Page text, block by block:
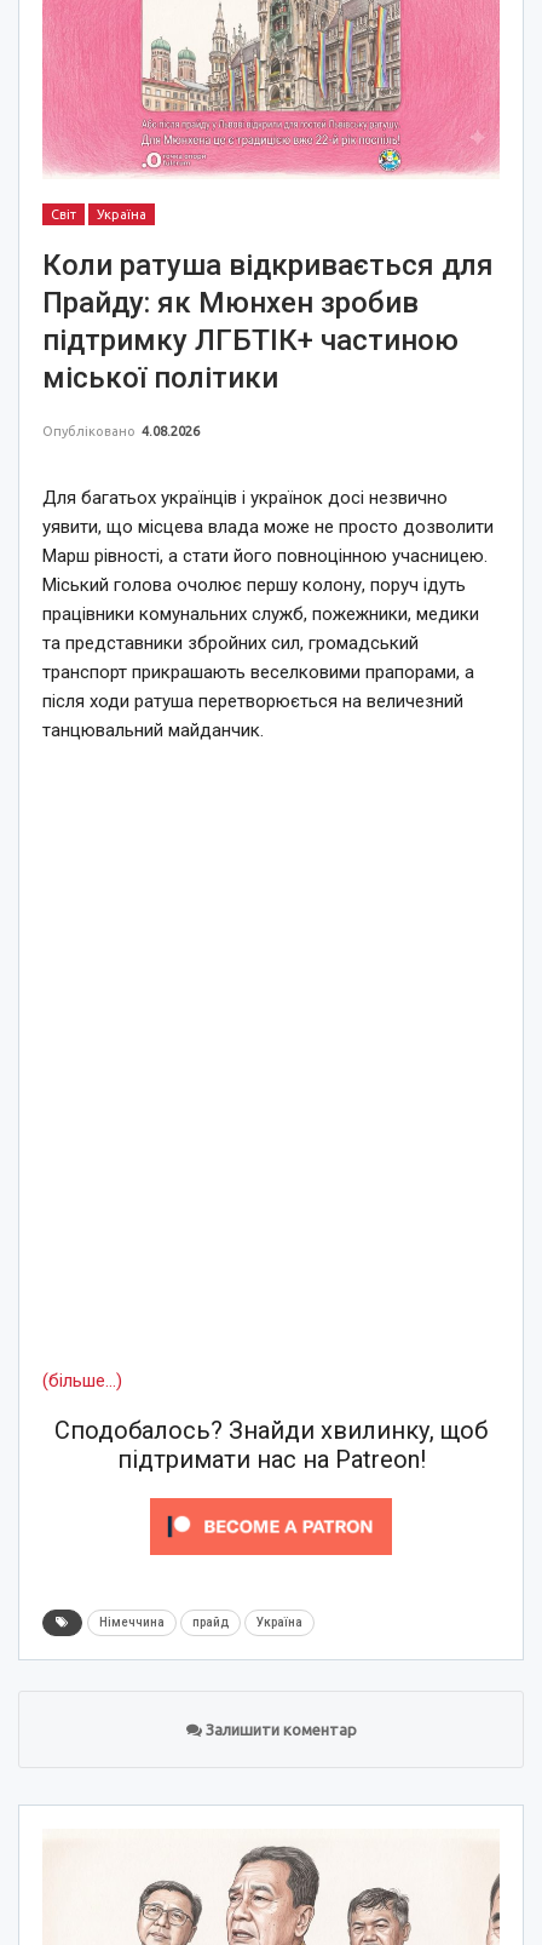
Світ Україна
Коли ратуша відкривається для
Прайду: як Мюнхен зробив
підтримку ЛГБТІК+ частиною
міської політики
Опубліковано 4.08.2026
Для багатьох українців і українок досі незвично
уявити, що місцева влада може не просто дозволити
Марш рівності, а стати його повноцінною учасницею.
Міський голова очолює першу колону, поруч ідуть
працівники комунальних служб, пожежники, медики
та представники збройних сил, громадський
транспорт прикрашають веселковими прапорами, а
після ходи ратуша перетворюється на величезний
танцювальний майданчик.
(більше…)
Сподобалось? Знайди хвилинку, щоб
підтримати нас на Patreon!
Німеччина прайд Україна
Залишити коментар